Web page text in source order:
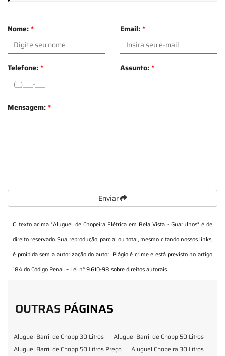
Nome:* Email:*
Telefone:* Assunto:*
Mensagem:*
Enviar
O texto acima "Aluguel de Chopeira Elétrica em Bela Vista - Guarulhos" é de
direito reservado. Sua reprodução, parcial ou total, mesmo citando nossos links,
é proibida sem a autorização do autor. Plágio é crime e está previsto no artigo
184 do Código Penal. – Lei n° 9.610-98 sobre direitos autorais.
OUTRAS PÁGINAS
Aluguel Barril de Chopp 30 Litros
Aluguel Barril de Chopp 50 Litros
Aluguel Barril de Chopp 50 Litros Preço
Aluguel Chopeira 30 Litros